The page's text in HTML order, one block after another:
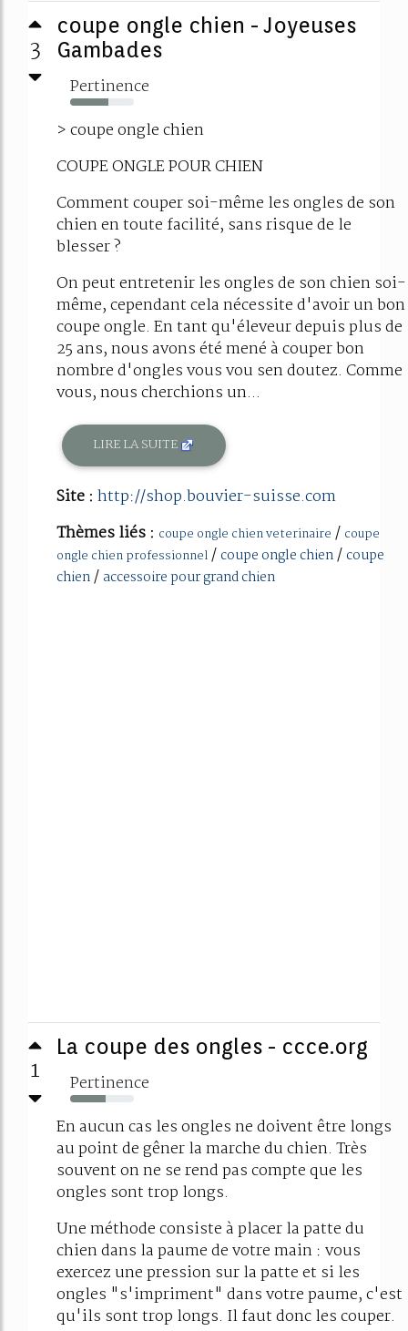
3
coupe ongle chien - Joyeuses
Gambades
Pertinence
60%
> coupe ongle chien
COUPE ONGLE POUR CHIEN
Comment couper soi-même les ongles de son
chien en toute facilité, sans risque de le
blesser ?
On peut entretenir les ongles de son chien soi-
même, cependant cela nécessite d'avoir un bon
coupe ongle. En tant qu'éleveur depuis plus de
25 ans, nous avons été mené à couper bon
nombre d'ongles vous vou sen doutez. Comme
vous, nous cherchions un...
LIRE LA SUITE
Site : http://shop.bouvier-suisse.com
Thèmes liés : coupe ongle chien veterinaire / coupe
ongle chien professionnel/ coupe ongle chien/ coupe
chien/ accessoire pour grand chien
1
La coupe des ongles - ccce.org
Pertinence
56%
En aucun cas les ongles ne doivent être longs
au point de gêner la marche du chien. Très
souvent on ne se rend pas compte que les
ongles sont trop longs.
Une méthode consiste à placer la patte du
chien dans la paume de votre main : vous
exercez une pression sur la patte et si les
ongles "s'impriment" dans votre paume, c'est
qu'ils sont trop longs. Il faut donc les couper.